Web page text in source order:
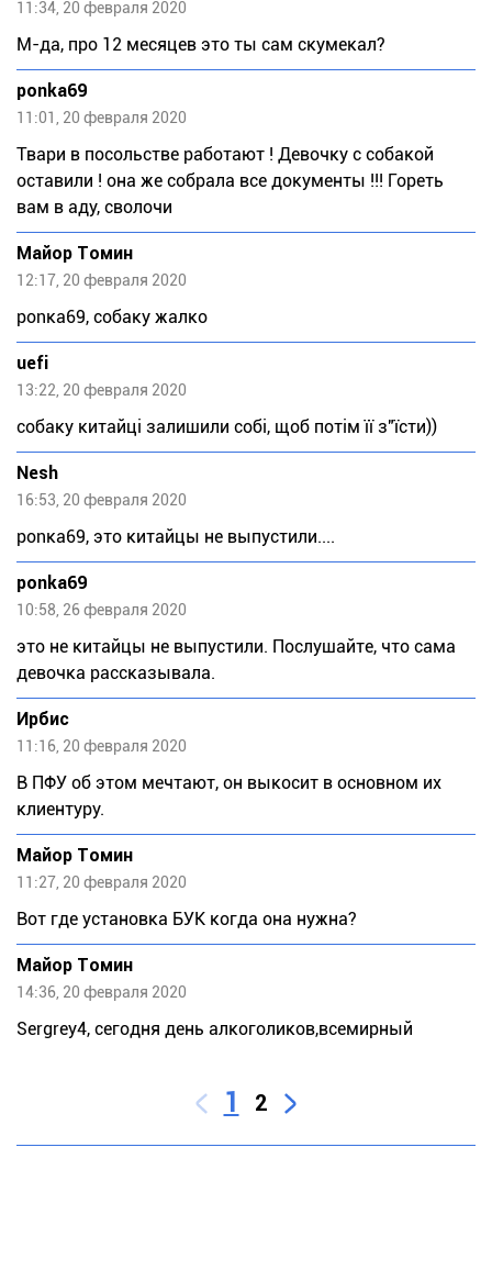
11:34, 20 февраля 2020
М-да, про 12 месяцев это ты сам скумекал?
ponka69
11:01, 20 февраля 2020
Твари в посольстве работают ! Девочку с собакой
оставили ! она же собрала все документы !!! Гореть
вам в аду, сволочи
Майор Томин
12:17, 20 февраля 2020
pоnка69, собаку жалко
uefi
13:22, 20 февраля 2020
собаку китайці залишили собі, щоб потім її з"їсти))
Nesh
16:53, 20 февраля 2020
pоnка69, это китайцы не выпустили....
ponka69
10:58, 26 февраля 2020
это не китайцы не выпустили. Послушайте, что сама
девочка рассказывала.
Ирбис
11:16, 20 февраля 2020
В ПФУ об этом мечтают, он выкосит в основном их
клиентуру.
Майор Томин
11:27, 20 февраля 2020
Вот где установка БУК когда она нужна?
Майор Томин
14:36, 20 февраля 2020
Sеrgrеу4, сегодня день алкоголиков,всемирный
1 2